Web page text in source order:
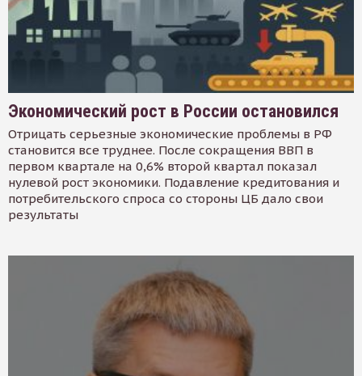
Экономический рост в России остановился
Отрицать серьезные экономические проблемы в РФ
становится все труднее. После сокращения ВВП в
первом квартале на 0,6% второй квартал показал
нулевой рост экономики. Подавление кредитования и
потребительского спроса со стороны ЦБ дало свои
результаты